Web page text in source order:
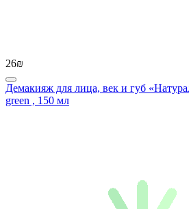
26₪
Демакияж для лица, век и губ
green , 150 мл